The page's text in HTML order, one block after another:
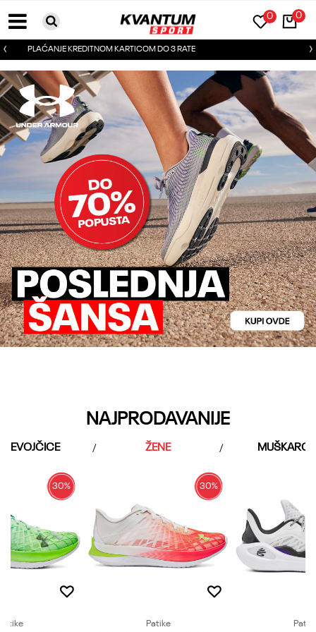
0
0
BESPLATNA DOSTAVA ZA PORUDŽBINE PREKO 6000RSD
NAJPRODAVANIJE
DEVOJČICE ŽENE MUŠKARCI
30% 30%
Patike